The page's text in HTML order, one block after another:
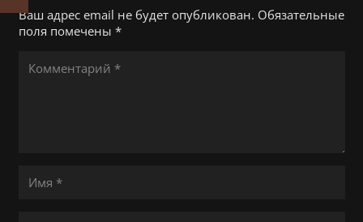
Ваш адрес email не будет опубликован. Обязательные
поля помечены *